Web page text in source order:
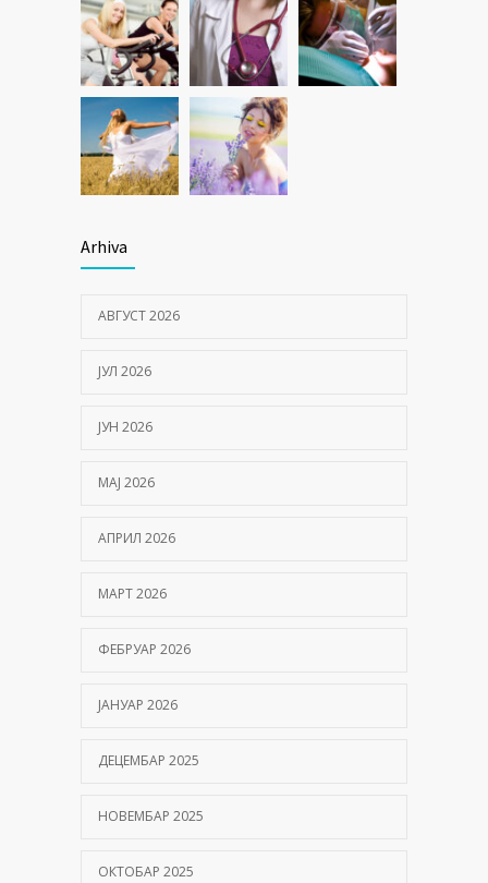
Arhiva
АВГУСТ 2026
ЈУЛ 2026
ЈУН 2026
МАЈ 2026
АПРИЛ 2026
МАРТ 2026
ФЕБРУАР 2026
ЈАНУАР 2026
ДЕЦЕМБАР 2025
НОВЕМБАР 2025
ОКТОБАР 2025